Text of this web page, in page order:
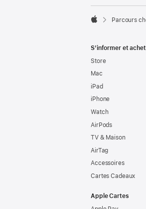

Parcours
S’informer et
Store
Mac
iPad
iPhone
Watch
AirPods
TV & Maison
AirTag
Accessoires
Cartes Cadeaux
Apple Cartes